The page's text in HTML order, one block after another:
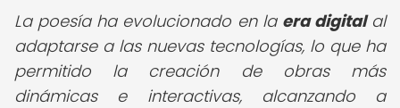
La poesía ha evolucionado en la era digitalal
adaptarse a las nuevas tecnologías, lo que ha
permitido la creación de obras más
dinámicas e interactivas, alcanzando a